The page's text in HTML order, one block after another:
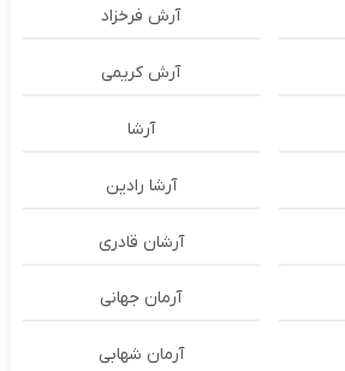
آرش فرخزاد
آرش کریمی
آرشا
آرشا رادین
آرشان قادری
آرمان جهانی
آرمان شهابی